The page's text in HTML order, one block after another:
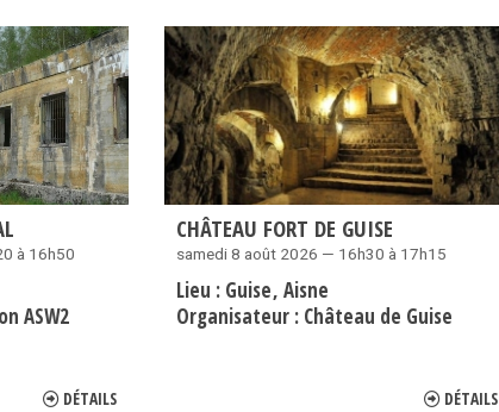
à 16h50
ASW2
DÉTAILS
CHÂTEAU FORT DE GUISE
samedi 8 août 2026 — 16h30 à 17h15
Lieu : Guise Aisne
Organisateur : Château de Guise
DÉTAILS